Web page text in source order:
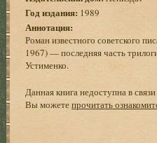
Год издания: 1989
Аннотация:
Роман известного советского
1967) — последняя часть
Устименко.
Данная книга недоступна в
Вы можетепрочитать